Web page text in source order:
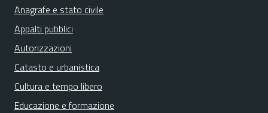
Anagrafe e stato civile
Appalti pubblici
Autorizzazioni
Catasto e urbanistica
Cultura e tempo libero
Educazione e formazione